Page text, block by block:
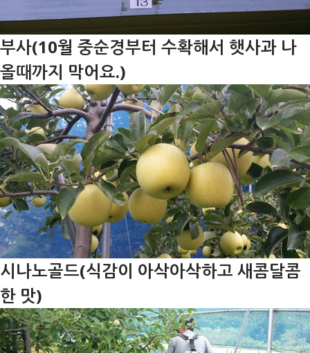
부사(10월 중순경부터 수확해서 햇사과 나
올때까지 막어요.)
시나노골드(식감이 아삭아삭하고 새콤달콤
한 맛)